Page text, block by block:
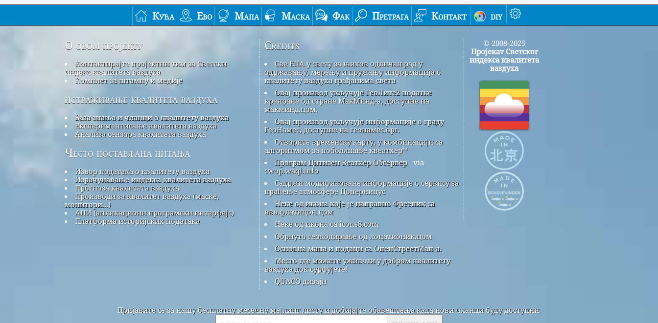
Кућа Ево Мапа Маска Фак Претрага Контакт diy
О овом пројекту
Контактирајте пројектни тим за Светски
индекс квалитета ваздуха
Комплет за штампу и медије
истраживање квалитета ваздуха
База знања и чланци о квалитету ваздуха
Експериментисање квалитета ваздуха
Анализа сензора квалитета ваздуха
Често постављана питања
Извор података о квалитету ваздуха
Израчунавање индекса квалитета ваздуха
Прогноза квалитета ваздуха
Производи за квалитет ваздуха (маске,
монитори...)
АПИ (апликациони програмски интерфејс)
Платформа историјских података
Credits
Све ЕПА у свету за њихов одличан рад у
одржавању, мерењу и пружању информација о
квалитету ваздуха грађанима света
Овај производ укључује ГеоЛите2 податке
креиране од стране МакМинд-а, доступне на
макминд.цом.
Овај производ укључује информације о граду
ГеоНамес, доступне на геонамес.орг.
Отворите временску карту, у комбинацији са
алгоритмом за побољшање квеатхер™
Програм Цитизен Веатхер Обсервер via
cwop.waqi.info
Садржи модификоване информације о сервису за
праћење атмосфере Цоперницус
Неке од икона које је направио Фреепик са
ввв.флатицон.цом
Неке од икона са icons8.com
Обрнуто геокодирање од лоцатионик.цом
Основна мапа и подаци са ОпенСтреетМап-а.
Место где можете уживати у добром квалитету
ваздуха док сурфујете!
QUACO дизајн
© 2008-2025
Пројекат Светског
индекса квалитета
ваздуха
Пријавите се за нашу бесплатну месечну мејлинг листу и добијајте обавештења када нови чланци буду доступни.